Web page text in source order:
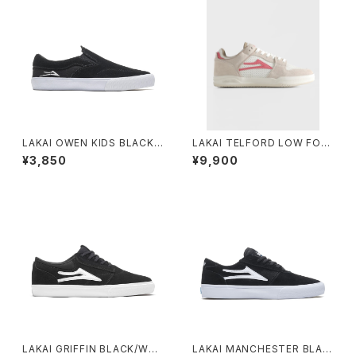
LAKAI OWEN KIDS BLACK
SUEDE
¥3,850
LAKAI TELFORD LOW FOG
SUEDE STRAWBERRY
¥9,900
LAKAI GRIFFIN BLACK/WHI
LAKAI MANCHESTER BLAC